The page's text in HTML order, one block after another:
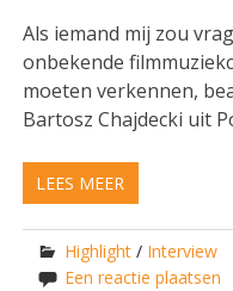
Als iemand mij zou
onbekende
moeten verkennen,
Bartosz Chajdecki uit
LEES MEER
Highlight / Interview
Een reactie plaatsen